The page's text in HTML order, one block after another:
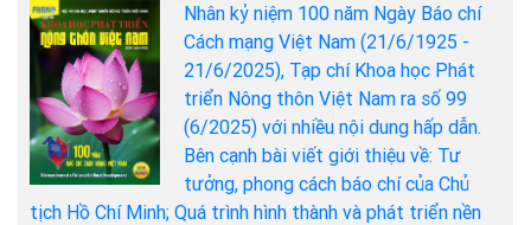
Nhân kỷ niệm 100 năm Ngày Báo chí
Cách mạng Việt Nam (21/6/1925 -
21/6/2025), Tạp chí Khoa học Phát
triển Nông thôn Việt Nam ra số 99
(6/2025) với nhiều nội dung hấp dẫn.
Bên cạnh bài viết giới thiệu về: Tư
tưởng, phong cách báo chí của Chủ
tịch Hồ Chí Minh; Quá trình hình thành và phát triển nền